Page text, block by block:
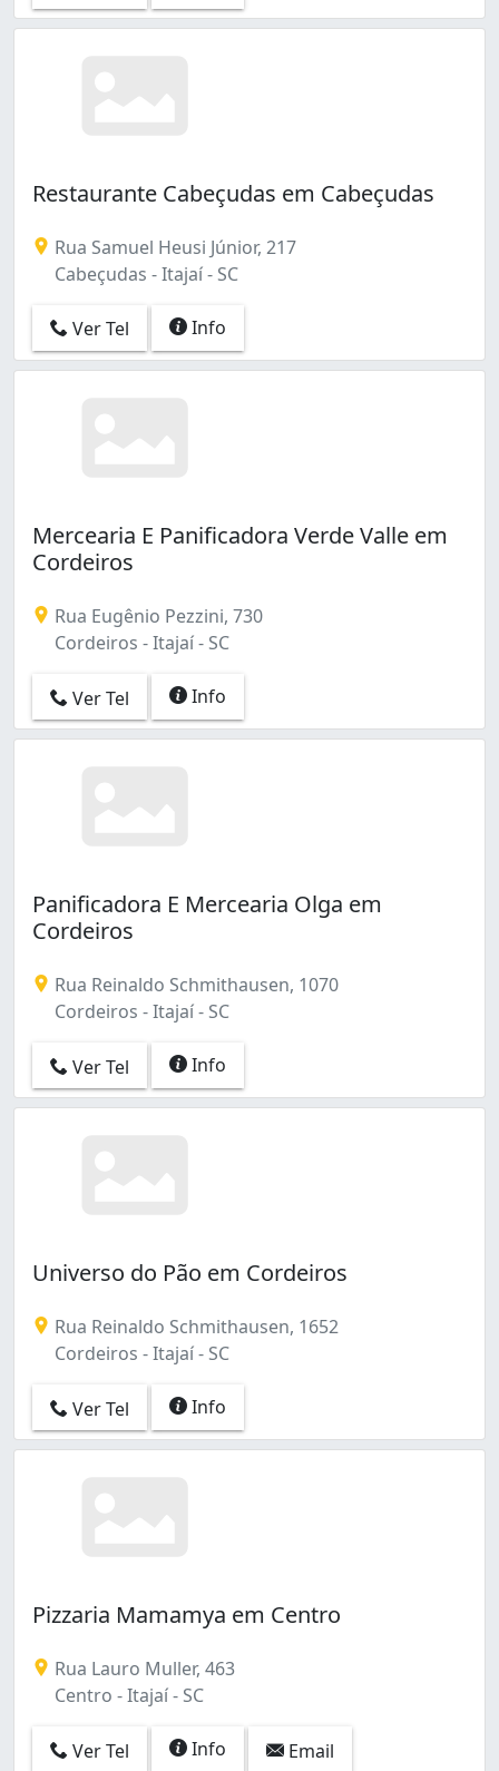
Restaurante Cabeçudas em Cabeçudas
Rua Samuel Heusi Júnior, 217
Cabeçudas - Itajaí - SC
Ver Tel Info
Mercearia E Panificadora Verde Valle em
Cordeiros
Rua Eugênio Pezzini, 730
Cordeiros - Itajaí - SC
Ver Tel Info
Panificadora E Mercearia Olga em
Cordeiros
Rua Reinaldo Schmithausen, 1070
Cordeiros - Itajaí - SC
Ver Tel Info
Universo do Pão em Cordeiros
Rua Reinaldo Schmithausen, 1652
Cordeiros - Itajaí - SC
Ver Tel Info
Pizzaria Mamamya em Centro
Rua Lauro Muller, 463
Centro - Itajaí - SC
Ver Tel Info Email